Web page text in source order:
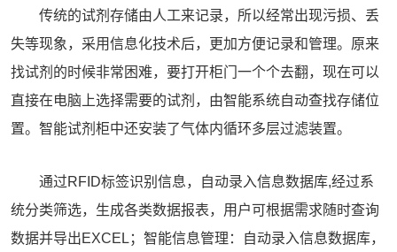
传统的试剂存储由人工来记录，所以经常出现污损、丢
失等现象，采用信息化技术后，更加方便记录和管理。原来
找试剂的时候非常困难，要打开柜门一个个去翻，现在可以
直接在电脑上选择需要的试剂，由智能系统自动查找存储位
置。智能试剂柜中还安装了气体内循环多层过滤装置。
通过RFID标签识别信息，自动录入信息数据库,经过系
统分类筛选，生成各类数据报表，用户可根据需求随时查询
数据并导出EXCEL；智能信息管理：自动录入信息数据库，